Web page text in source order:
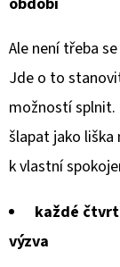
Ale není třeba
Jde o to
možností splnit.
šlapat jako liška
k vlastní
každé
výzva